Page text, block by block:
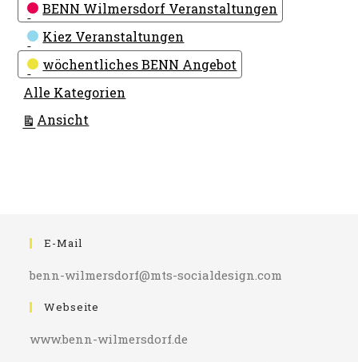
BENN Wilmersdorf Veranstaltungen
Kiez Veranstaltungen
wöchentliches BENN Angebot
Alle Kategorien
Ansicht
E-Mail
benn-wilmersdorf@mts-socialdesign.com
Webseite
www.benn-wilmersdorf.de